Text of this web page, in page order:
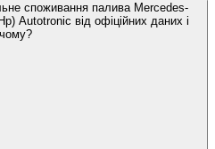
споживання палива Mercedes-
Autotronic від офіційних даних і
чому?